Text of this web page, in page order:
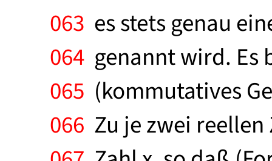
063 es stets genau
064 genannt wird. Es
065 (kommutatives
066 Zu je zwei